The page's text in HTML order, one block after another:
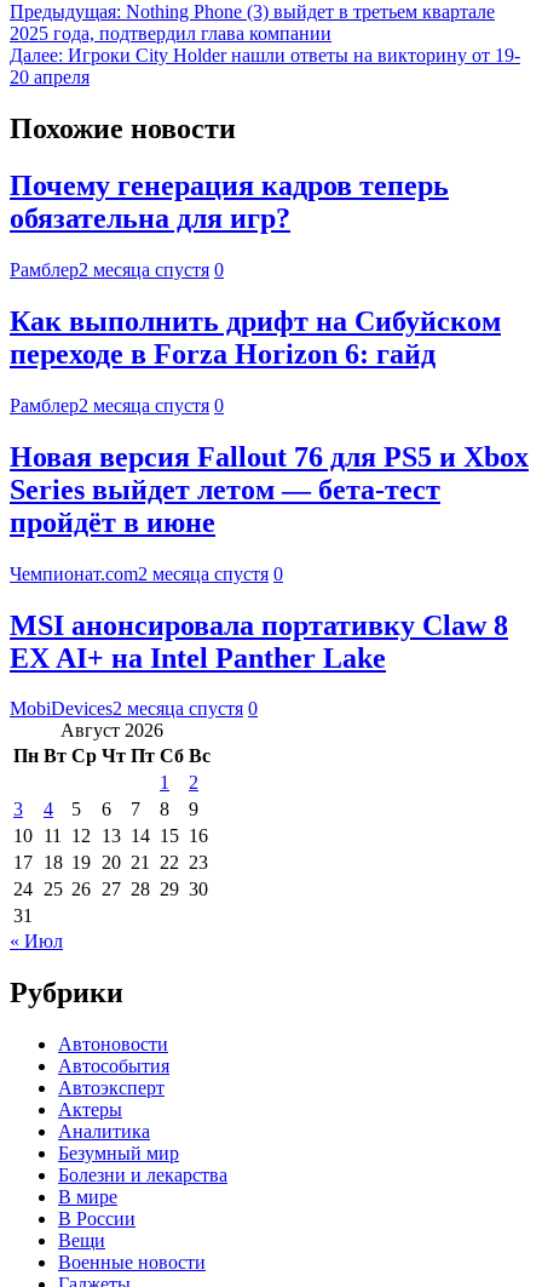
Предыдущая: Nothing Phone (3) выйдет в третьем квартале
2025 года, подтвердил глава компании
Далее: Игроки City Holder нашли ответы на викторину от 19-
20 апреля
Похожие новости
Почему генерация кадров теперь
обязательна для игр?
Рамблер2 месяца спустя 0
Как выполнить дрифт на Сибуйском
переходе в Forza Horizon 6: гайд
Рамблер2 месяца спустя 0
Новая версия Fallout 76 для PS5 и Xbox
Series выйдет летом — бета-тест
пройдёт в июне
Чемпионат.com2 месяца спустя 0
MSI анонсировала портативку Claw 8
EX AI+ на Intel Panther Lake
MobiDevices2 месяца спустя 0
Август 2026
Пн Вт Ср Чт Пт Сб Вс
1
2
3
4 5 6 7 8
9
10 11 12 13 14 15 16
17 18 19 20 21 22 23
24 25 26 27 28 29 30
31
« Июл
Рубрики
Автоновости
Автособытия
Автоэксперт
Актеры
Аналитика
Безумный мир
Болезни и лекарства
В мире
В России
Вещи
Военные новости